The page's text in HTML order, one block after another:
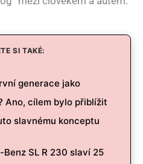
SI TAKÉ:
generace jako
Ano, cílem bylo přiblížit
slavnému konceptu
Benz SL R 230 slaví 25